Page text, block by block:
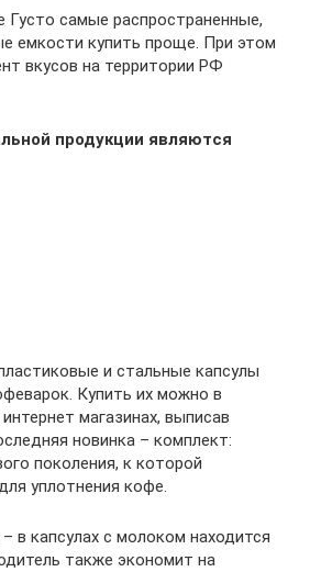
самые распространенные,
емкости купить проще. При этом
вкусов на территории РФ
продукции являются
и стальные капсулы
Купить их можно в
магазинах, выписав
новинка – комплект:
поколения, к которой
уплотнения кофе.
в капсулах с молоком находится
также экономит на